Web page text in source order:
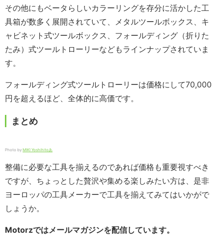
その他にもベータらしいカラーリングを存分に活かした工
具箱が数多く展開されていて、メタルツールボックス、キ
ャビネット式ツールボックス、フォールディング（折りた
たみ）式ツールトローリーなどもラインナップされていま
す。
フォールディング式ツールトローリーは価格にして70,000
円を超えるほど、全体的に高価です。
まとめ
Photo by MIKI Yoshihitoあ
整備に必要な工具を揃えるのであれば価格も重要視すべき
ですが、ちょっとした贅沢や集める楽しみたい方は、是非
ヨーロッパの工具メーカーで工具を揃えてみてはいかがで
しょうか。
Motorzではメールマガジンを配信しています。